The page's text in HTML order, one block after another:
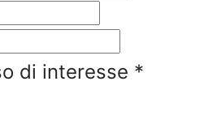
di interesse *